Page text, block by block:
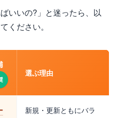
いいの?」と迷ったら、以
ください。
選ぶ理由
新規・更新ともにバラ